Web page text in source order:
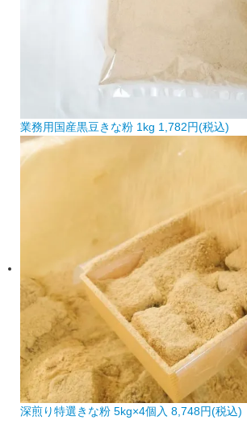
業務用国産黒豆きな粉 1kg 1,782円(税込)
深煎り特選きな粉 5kg×4個入 8,748円(税込)